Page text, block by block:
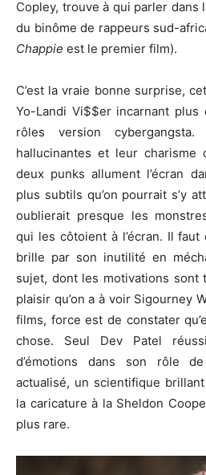
Copley, trouve à qui parler dans
du binôme de rappeurs sud-
Chappie est le premier film).
C’est la vraie bonne surprise,
Yo-Landi Vi$$er incarnant
rôles version
hallucinantes et leur charisme
deux punks allument l’écran
plus subtils qu’on pourrait s’y
oublierait presque les
qui les côtoient à l’écran. Il
brille par son inutilité en
sujet, dont les motivations sont
plaisir qu’on a à voir Sigourney
films, force est de constater
chose. Seul Dev Patel
d’émotions dans son rôle
actualisé, un scientifique
la caricature à la Sheldon
plus rare.